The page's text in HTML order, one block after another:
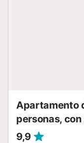
Apartamento
personas,
9,9